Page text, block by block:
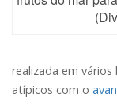
realizada em
atípicos com o